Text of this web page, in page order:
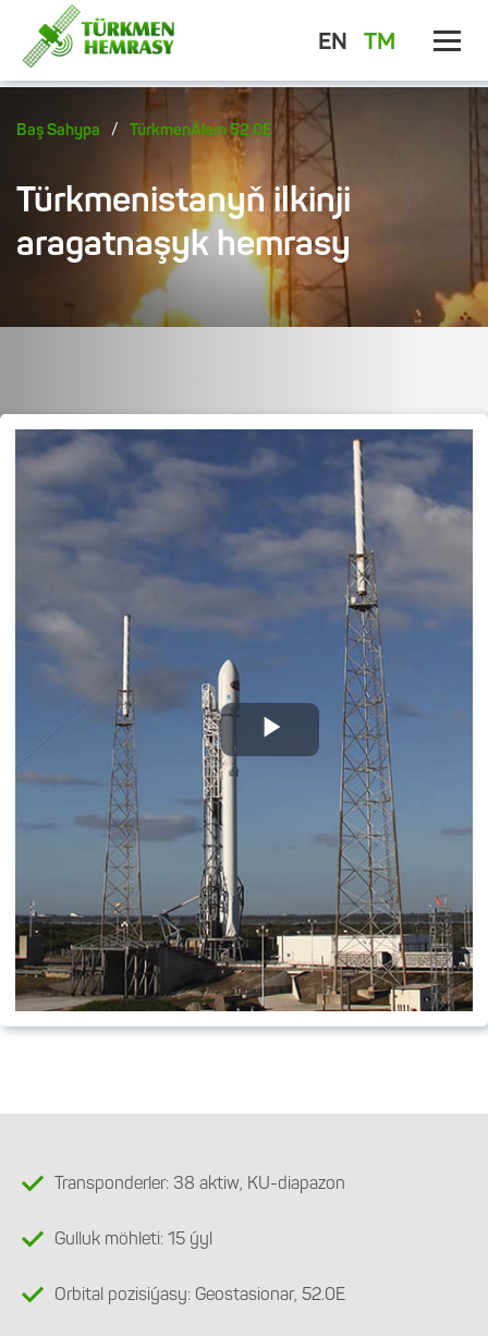
EN TM
Baş Sahypa / TürkmenÄlem 52.0E
Türkmenistanyň ilkinji
aragatnaşyk hemrasy
Play
Video
Transponderler: 38 aktiw, KU-diapazon
Gulluk möhleti: 15 ýyl
Orbital pozisiýasy: Geostasionar, 52.0E